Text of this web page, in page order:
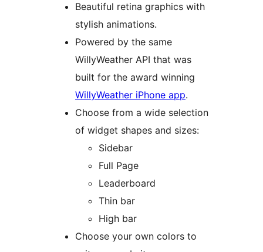
Beautiful retina graphics with
stylish animations.
Powered by the same
WillyWeather API that was
built for the award winning
WillyWeather iPhone app.
Choose from a wide selection
of widget shapes and sizes:
Sidebar
Full Page
Leaderboard
Thin bar
High bar
Choose your own colors to